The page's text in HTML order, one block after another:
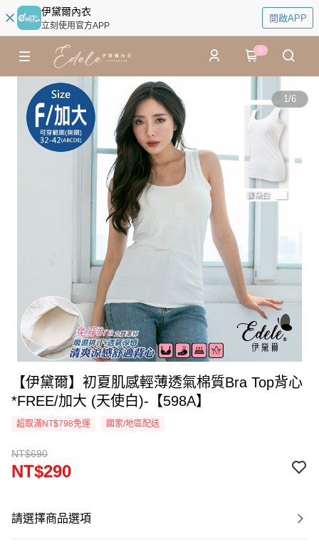
伊黛爾內衣
立刻使用官方APP
開啟APP
0
1/6
【伊黛爾】初夏肌感輕薄透氣棉質Bra Top背心
*FREE/加大 (天使白)-【598A】
超取滿NT$798免運 國家/地區配送
NT$690
NT$290
請選擇商品選項